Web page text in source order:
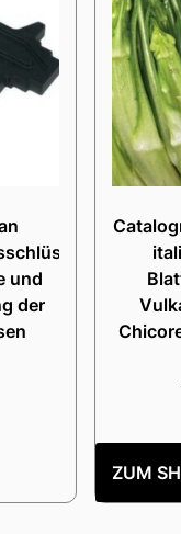
und
der
ZUM